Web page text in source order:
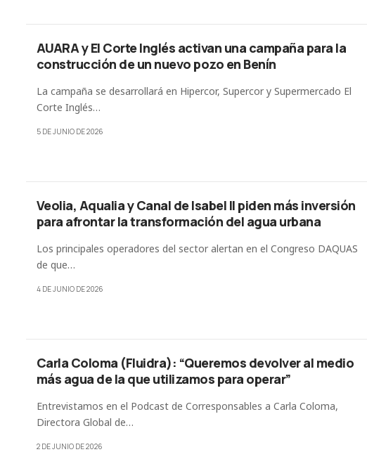
AUARA y El Corte Inglés activan una campaña para la
construcción de un nuevo pozo en Benín
La campaña se desarrollará en Hipercor, Supercor y Supermercado El
Corte Inglés…
5 DE JUNIO DE 2026
Veolia, Aqualia y Canal de Isabel II piden más inversión
para afrontar la transformación del agua urbana
Los principales operadores del sector alertan en el Congreso DAQUAS
de que…
4 DE JUNIO DE 2026
Carla Coloma (Fluidra): “Queremos devolver al medio
más agua de la que utilizamos para operar”
Entrevistamos en el Podcast de Corresponsables a Carla Coloma,
Directora Global de…
2 DE JUNIO DE 2026